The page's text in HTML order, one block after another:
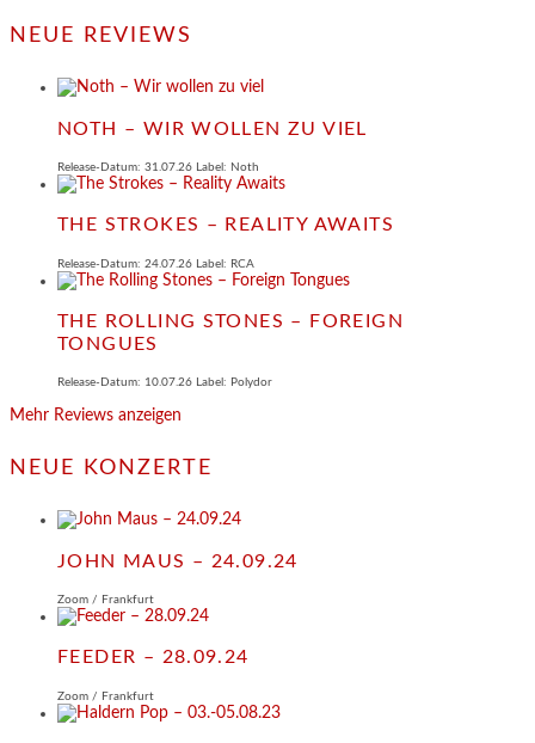
NEUE REVIEWS
NOTH – WIR WOLLEN ZU VIEL
Release-Datum: 31.07.26 Label: Noth
THE STROKES – REALITY AWAITS
Release-Datum: 24.07.26 Label: RCA
THE ROLLING STONES – FOREIGN
TONGUES
Release-Datum: 10.07.26 Label: Polydor
Mehr Reviews anzeigen
NEUE KONZERTE
JOHN MAUS – 24.09.24
Zoom / Frankfurt
FEEDER – 28.09.24
Zoom / Frankfurt